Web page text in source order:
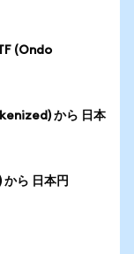
(Ondo
から 日本
ら 日本円